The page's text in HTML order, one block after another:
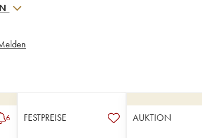
6 FESTPREISE AUKTION